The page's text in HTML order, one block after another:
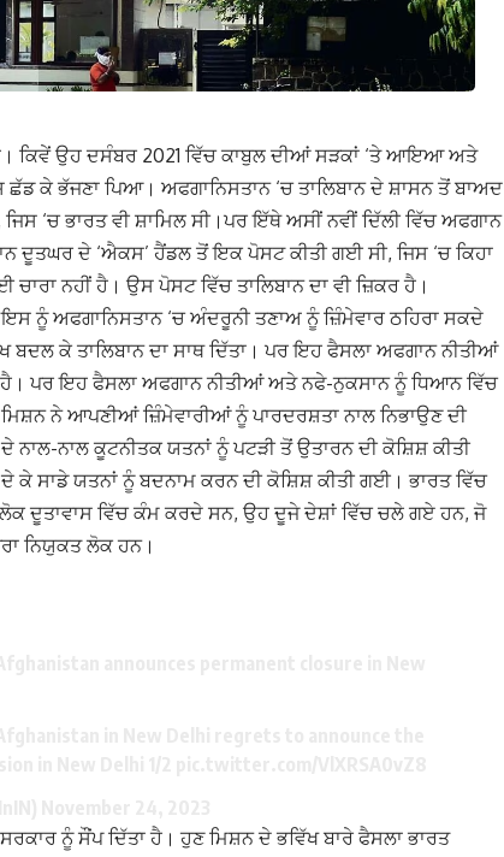
ਕਿਵੇਂ ਉਹ ਦਸੰਬਰ 2021 ਵਿੱਚ ਕਾਬੁਲ ਦੀਆਂ ਸੜਕਾਂ ‘ਤੇ ਆਇਆ ਅਤੇ
ਕੇ ਭੱਜਣਾ ਪਿਆ। ਅਫਗਾਨਿਸਤਾਨ ‘ਚ ਤਾਲਿਬਾਨ ਦੇ ਸ਼ਾਸਨ ਤੋਂ ਬਾਅਦ
‘ਚ ਭਾਰਤ ਵੀ ਸ਼ਾਮਿਲ ਸੀ।ਪਰ ਇੱਥੇ ਅਸੀਂ ਨਵੀਂ ਦਿੱਲੀ ਵਿੱਚ ਅਫਗਾਨ
ਦੂਤਘਰ ਦੇ ‘ਐਕਸ’ ਹੈਂਡਲ ਤੋਂ ਇਕ ਪੋਸਟ ਕੀਤੀ ਗਈ ਸੀ, ਜਿਸ ‘ਚ ਕਿਹਾ
ਨਹੀਂ ਹੈ। ਉਸ ਪੋਸਟ ਵਿੱਚ ਤਾਲਿਬਾਨ ਦਾ ਵੀ ਜ਼ਿਕਰ ਹੈ।
ਨੂੰ ਅਫਗਾਨਿਸਤਾਨ ‘ਚ ਅੰਦਰੂਨੀ ਤਣਾਅ ਨੂੰ ਜ਼ਿੰਮੇਵਾਰ ਠਹਿਰਾ ਸਕਦੇ
ਕੇ ਤਾਲਿਬਾਨ ਦਾ ਸਾਥ ਦਿੱਤਾ। ਪਰ ਇਹ ਫੈਸਲਾ ਅਫਗਾਨ ਨੀਤੀਆਂ
ਹੈ।ਪਰ ਇਹ ਫੈਸਲਾ ਅਫਗਾਨ ਨੀਤੀਆਂ ਅਤੇ ਨਫੇ-ਨੁਕਸਾਨ ਨੂੰ ਧਿਆਨ ਵਿੱਚ
ਨੇ ਆਪਣੀਆਂ ਜ਼ਿੰਮੇਵਾਰੀਆਂ ਨੂੰ ਪਾਰਦਰਸ਼ਤਾ ਨਾਲ ਨਿਭਾਉਣ ਦੀ
ਨਾਲ ਕੂਟਨੀਤਕ ਯਤਨਾਂ ਨੂੰ ਪਟੜੀ ਤੋਂ ਉਤਾਰਨ ਦੀ ਕੋਸ਼ਿਸ਼ ਕੀਤੀ
ਦੇ ਕੇ ਸਾਡੇ ਯਤਨਾਂ ਨੂੰ ਬਦਨਾਮ ਕਰਨ ਦੀ ਕੋਸ਼ਿਸ਼ ਕੀਤੀ ਗਈ। ਭਾਰਤ ਵਿੱਚ
ਦੂਤਾਵਾਸ ਵਿੱਚ ਕੰਮ ਕਰਦੇ ਸਨ, ਉਹ ਦੂਜੇ ਦੇਸ਼ਾਂ ਵਿੱਚ ਚਲੇ ਗਏ ਹਨ, ਜੋ
ਨਿਯੁਕਤ ਲੋਕ ਹਨ।
ਨੂੰ ਸੌਂਪ ਦਿੱਤਾ ਹੈ। ਹੁਣ ਮਿਸ਼ਨ ਦੇ ਭਵਿੱਖ ਬਾਰੇ ਫੈਸਲਾ ਭਾਰਤ